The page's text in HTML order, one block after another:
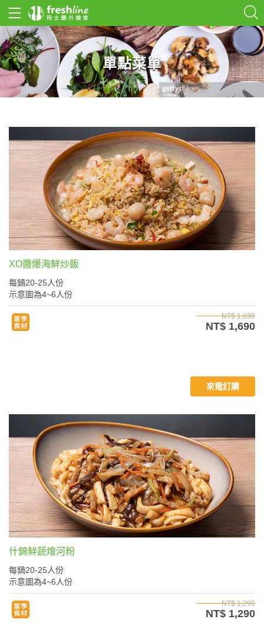
單點菜單
XO醬爆海鮮炒飯
每鍋20-25人份
示意圖為4~6人份
NT$ 1,690
NT$ 1,690
來電訂購
什錦鮮蔬燴河粉
每鍋20-25人份
示意圖為4~6人份
NT$ 1,290
NT$ 1,290